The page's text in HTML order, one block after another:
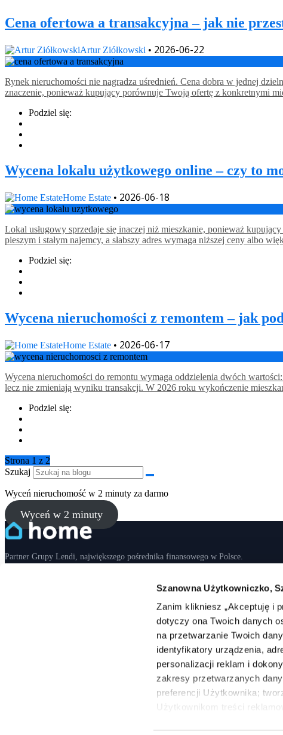
Szanowna Użytkowniczko,
Zanim klikniesz „Akceptuję i
dotyczy ona Twoich danych
na przetwarzanie Twoich
identyfikatory urządzenia,
personalizacji reklam i
zakresy przetwarzanych
preferencji Użytkownika;
Cena ofertowa a transakcyjna – jak nie
Artur Ziółkowski • 2026-06-22
Rynek nieruchomości nie nagradza uśrednień. Cena dobra w jednej
znaczenie, ponieważ kupujący porównuje Twoją ofertę z konkretnymi
Podziel się:
Wycena lokalu użytkowego online – czy to
Home Estate • 2026-06-18
Lokal usługowy sprzedaje się inaczej niż mieszkanie, ponieważ
pieszym i stałym najemcy, a słabszy adres wymaga niższej ceny albo
Podziel się:
Wycena nieruchomości z remontem – jak
Home Estate • 2026-06-17
Wycena nieruchomości do remontu wymaga oddzielenia dwóch
lecz nie zmieniają wyniku transakcji. W 2026 roku wykończenie
Podziel się:
Strona 1 z 2
Szukaj
Wyceń nieruchomość w 2 minuty za darmo
Wyceń w 2 minuty
Partner Grupy Lendi, największego pośrednika finansowego w Polsce.
Wynajmij mieszkanie
Kredyty gotówkowe Kalkulator